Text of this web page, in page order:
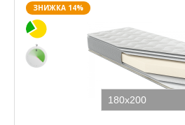
ЗНИЖКА 14%